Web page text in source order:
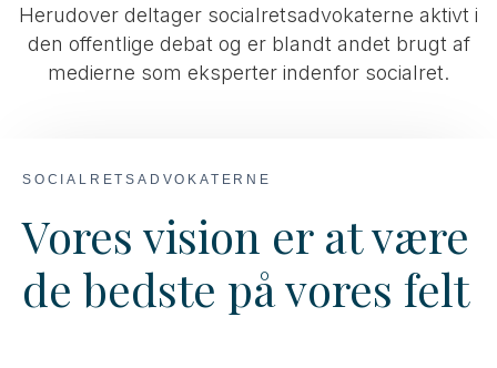
Herudover deltager socialretsadvokaterne aktivt i
den offentlige debat og er blandt andet brugt af
medierne som eksperter indenfor socialret.
SOCIALRETSADVOKATERNE
Vores vision er at være
de bedste på vores felt